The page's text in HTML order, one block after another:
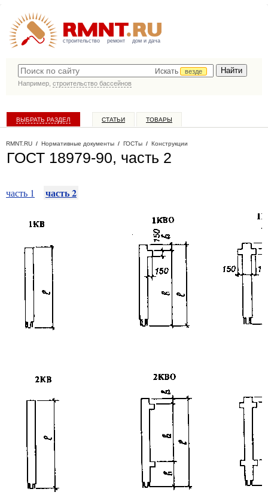
строительство ремонт дом и дача
Искать
везде
Например, строительство бассейнов
ВЫБРАТЬ РАЗДЕЛ СТАТЬИ ТОВАРЫ
RMNT.RU / Нормативные документы / ГОСТы / Конструкции
ГОСТ 18979-90, часть 2
часть 1 часть 2